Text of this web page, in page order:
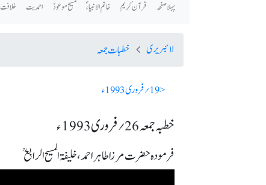
پہلا صفحہ قرآن کریم خاتم الانبیاء ؐ مسیح موعودؑ احمدیت خلافت
لائبریری خطبات جمعہ
< 19؍ فروری 1993ء
خطبہ جمعہ 26؍ فروری 1993ء
فرمودہ حضرت مرزا طاہر احمد، خلیفۃ المسیح الرابعؒ